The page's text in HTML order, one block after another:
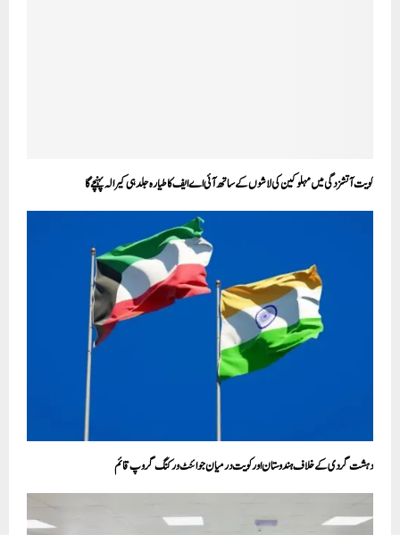
کویت آتشزدگی میں مہلوکین کی لاشوں کے ساتھ آئی اے ایف کا طیارہ جلد ہی کیرالہ پہنچے گا
دہشت گردی کے خلاف ہندوستان اور کویت درمیان جوائنٹ ورکنگ گروپ قائم